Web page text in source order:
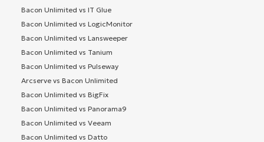
Bacon Unlimited vs IT Glue
Bacon Unlimited vs LogicMonitor
Bacon Unlimited vs Lansweeper
Bacon Unlimited vs Tanium
Bacon Unlimited vs Pulseway
Arcserve vs Bacon Unlimited
Bacon Unlimited vs BigFix
Bacon Unlimited vs Panorama9
Bacon Unlimited vs Veeam
Bacon Unlimited vs Datto